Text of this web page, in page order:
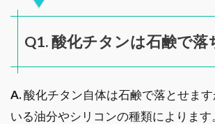
Q1. 酸化チタンは石鹸で落
A.酸化チタン自体は石鹸で落とせま
いる油分やシリコンの種類によります